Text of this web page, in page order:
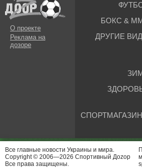
О проекте
Реклама на
дозоре
БОКС &
ДРУГИЕ
Все главные новости Украины и мира.
Copyright © 2006—2026 Спортивный Доzор
Все права защищены.